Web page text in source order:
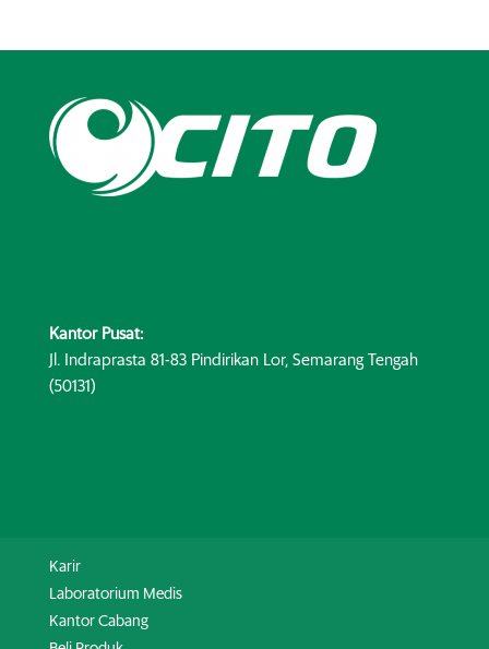
Kantor Pusat:
Jl. Indraprasta 81-83 Pindirikan Lor, Semarang Tengah
(50131)
Karir
Laboratorium Medis
Kantor Cabang